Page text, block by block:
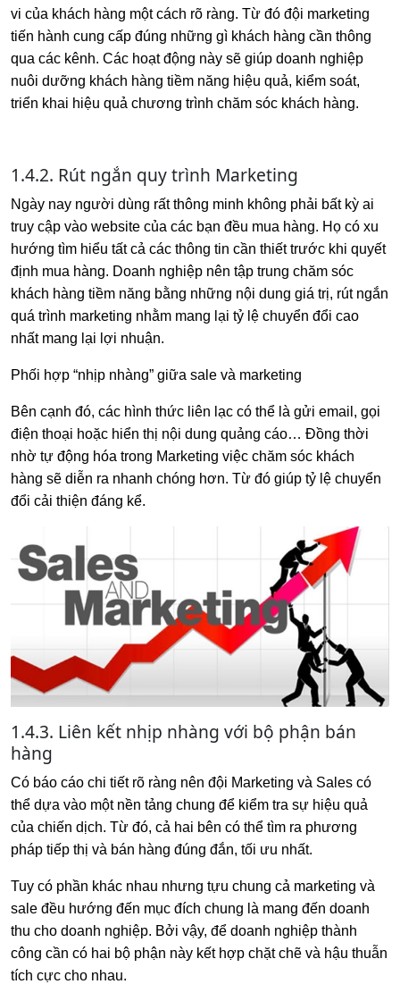
vi của khách hàng một cách rõ ràng. Từ đó đội marketing
tiến hành cung cấp đúng những gì khách hàng cần thông
qua các kênh. Các hoạt động này sẽ giúp doanh nghiệp
nuôi dưỡng khách hàng tiềm năng hiệu quả, kiểm soát,
triển khai hiệu quả chương trình chăm sóc khách hàng.
1.4.2. Rút ngắn quy trình Marketing
Ngày nay người dùng rất thông minh không phải bất kỳ ai
truy cập vào website của các bạn đều mua hàng. Họ có xu
hướng tìm hiểu tất cả các thông tin cần thiết trước khi quyết
định mua hàng. Doanh nghiệp nên tập trung chăm sóc
khách hàng tiềm năng bằng những nội dung giá trị, rút ngắn
quá trình marketing nhằm mang lại tỷ lệ chuyển đổi cao
nhất mang lại lợi nhuận.
Phối hợp “nhịp nhàng” giữa sale và marketing
Bên cạnh đó, các hình thức liên lạc có thể là gửi email, gọi
điện thoại hoặc hiển thị nội dung quảng cáo… Đồng thời
nhờ tự động hóa trong Marketing việc chăm sóc khách
hàng sẽ diễn ra nhanh chóng hơn. Từ đó giúp tỷ lệ chuyển
đổi cải thiện đáng kể.
1.4.3. Liên kết nhịp nhàng với bộ phận bán
hàng
Có báo cáo chi tiết rõ ràng nên đội Marketing và Sales có
thể dựa vào một nền tảng chung để kiểm tra sự hiệu quả
của chiến dịch. Từ đó, cả hai bên có thể tìm ra phương
pháp tiếp thị và bán hàng đúng đắn, tối ưu nhất.
Tuy có phần khác nhau nhưng tựu chung cả marketing và
sale đều hướng đến mục đích chung là mang đến doanh
thu cho doanh nghiệp. Bởi vậy, để doanh nghiệp thành
công cần có hai bộ phận này kết hợp chặt chẽ và hậu thuẫn
tích cực cho nhau.